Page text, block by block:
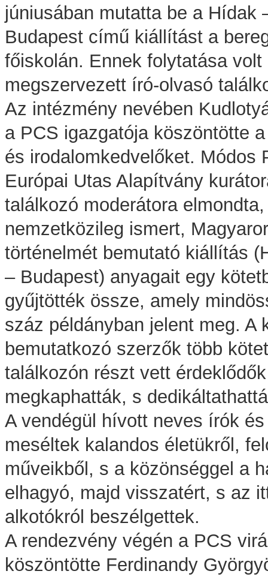
júniusában mutatta be a Hídak
Budapest című kiállítást a
főiskolán. Ennek folytatása volt
megszervezett író-olvasó
Az intézmény nevében
a PCS igazgatója köszöntötte
és irodalomkedvelőket. Módos
Európai Utas Alapítvány
találkozó moderátora
nemzetközileg ismert,
történelmét bemutató kiállítás
– Budapest) anyagait egy
gyűjtötték össze, amely
száz példányban jelent meg. A
bemutatkozó szerzők több
találkozón részt vett
megkaphatták, s
A vendégül hívott neves írók
meséltek kalandos életükről,
műveikből, s a közönséggel a
elhagyó, majd visszatért, s az
alkotókról beszélgettek.
A rendezvény végén a PCS
köszöntötte Ferdinandy